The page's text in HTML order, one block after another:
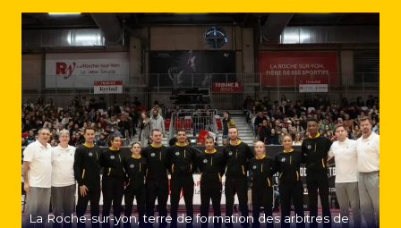
La Roche-sur-yon, terre de formation des arbitres de